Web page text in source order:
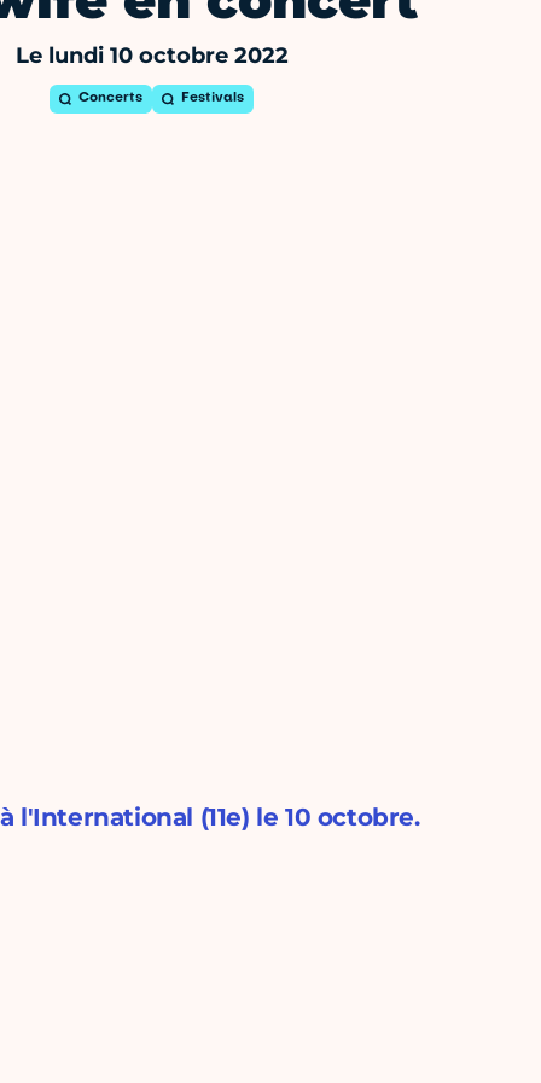
Le lundi 10 octobre 2022
Concerts Festivals
(11e) le 10 octobre.